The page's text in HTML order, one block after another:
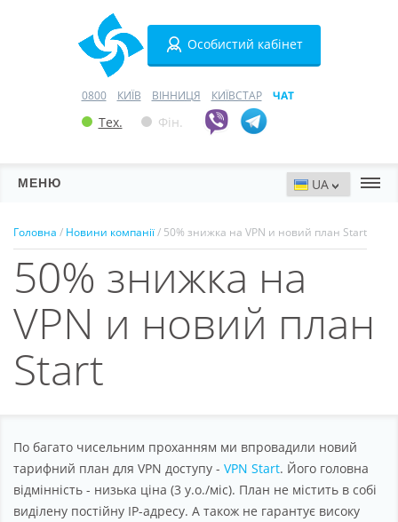
Особистий кабінет
0800 КИЇВ ВІННИЦЯ КИЇВСТАР ЧАТ
Тех. Фін.
МЕНЮ
Домени
VPN
SSL
Підтримка
Про компанію
Головна / Новини компанії/ 50% знижка на VPN и новий план Start
50% знижка на
VPN и новий план
Start
По багато чисельним проханням ми впровадили новий
тарифний план для VPN доступу - VPN Start. Його головна
відмінність - низька ціна (3 у.о./міс). План не містить в собі
виділену постійну IP-адресу. А також не гарантує високу